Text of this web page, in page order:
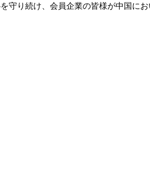
り続け、会員企業の皆様が中国に